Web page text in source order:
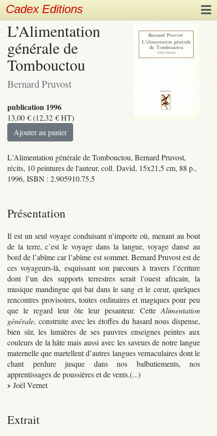
Cadex Editions
L’Alimentation
générale de
Tombouctou
Bernard Pruvost
publication 1996
13,00 €(12,32 €HT)
Ajouter au panier
L'Alimentation générale de Tombouctou, Bernard Pruvost,
récits, 10 peintures de l'auteur, coll. David, 15x21,5 cm, 88 p.,
1996, ISBN : 2.905910.75.5
Présentation
Il est un seul voyage conduisant n’importe où, menant au bout
de la terre, c’est le voyage dans la langue, voyage dansé au
bord de l’abîme car l’abîme est sommet. Bernard Pruvost est de
ces voyageurs-là, esquissant son parcours à travers l’écriture
dont l’un des supports terrestres serait l’ouest africain, la
musique mandingue qui bat dans le sang et le cœur, quelques
rencontres provisoires, toutes ordinaires et magiques pour peu
que le regard leur ôte leur pesanteur. Cette Alimentation
générale, construite avec les étoffes du hasard nous dispense,
bien sûr, les lumières de ses pauvres enseignes peintes aux
couleurs de la hâte mais aussi avec les saveurs de notre langue
maternelle que martellent d’autres langues vernaculaires dont le
chant perdure jusque dans nos balbutiements, nos
apprentissages de poussières et de vents.(...)
Joël Vernet
Extrait